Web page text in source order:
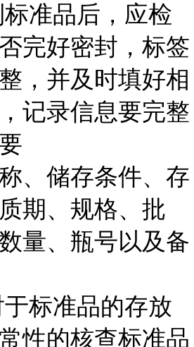
准品后，应检
完好密封，标签
，并及时填好相
记录信息要完整
、储存条件、存
期、规格、批
量、瓶号以及备
标准品的存放
性的核查标准品